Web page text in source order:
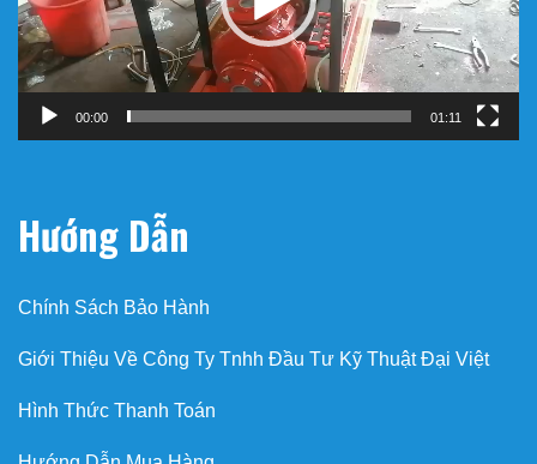
00:00 01:11
Hướng Dẫn
Chính Sách Bảo Hành
Giới Thiệu Về Công Ty Tnhh Đầu Tư Kỹ Thuật Đại Việt
Hình Thức Thanh Toán